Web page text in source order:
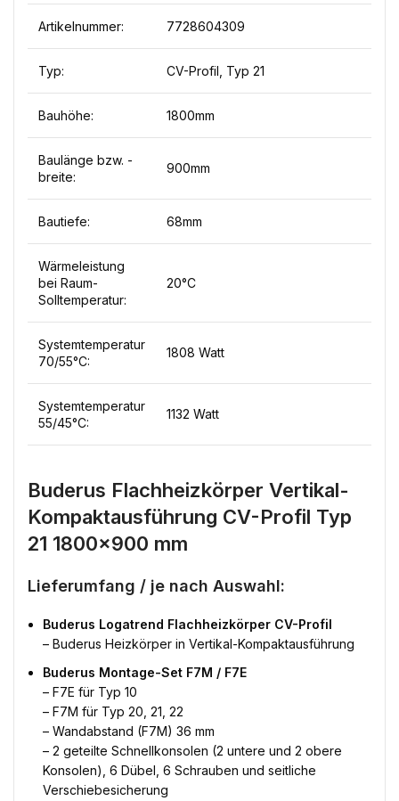
Artikelnummer: 7728604309
Typ: CV-Profil, Typ 21
Bauhöhe: 1800mm
Baulänge bzw. -
breite:
900mm
Bautiefe: 68mm
Wärmeleistung
bei Raum-
Solltemperatur:
20°C
Systemtemperatur
70/55°C:
1808 Watt
Systemtemperatur
55/45°C:
1132 Watt
Buderus Flachheizkörper Vertikal-
Kompaktausführung CV-Profil Typ
21 1800×900 mm
Lieferumfang / je nach Auswahl:
Buderus Logatrend Flachheizkörper CV-Profil
– Buderus Heizkörper in Vertikal-Kompaktausführung
Buderus Montage-Set F7M / F7E
– F7E für Typ 10
– F7M für Typ 20, 21, 22
– Wandabstand (F7M) 36 mm
– 2 geteilte Schnellkonsolen (2 untere und 2 obere
Konsolen), 6 Dübel, 6 Schrauben und seitliche
Verschiebesicherung